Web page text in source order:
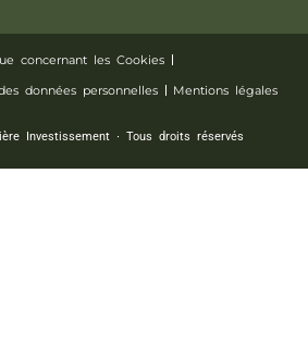
concernant les Cookies
données personnelles
Mentions légales
Investissement ∙ Tous droits réservés